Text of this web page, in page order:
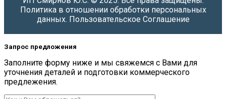
Политика в отношении обработки персональных
данных. Пользовательское Соглашение
Запрос предложения
Заполните форму ниже и мы свяжемся с Вами для
уточнения деталей и подготовки коммерческого
предлежения.